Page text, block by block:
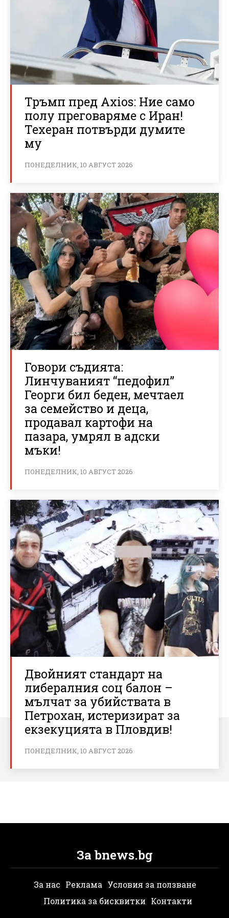
Тръмп пред Axios: Ние само
полу преговаряме с Иран!
Техеран потвърди думите
му
ПОНЕДЕЛНИК, 10 АВГУСТ 2026
Говори съдията:
Линчуваният “педофил”
Георги бил беден, мечтаел
за семейство и деца,
продавал картофи на
пазара, умрял в адски
мъки!
ПОНЕДЕЛНИК, 10 АВГУСТ 2026
Двойният стандарт на
либералния соц балон –
мълчат за убийствата в
Петрохан, истеризират за
екзекуцията в Пловдив!
ПОНЕДЕЛНИК, 10 АВГУСТ 2026
За bnews.bg
За нас Реклама Условия за ползване
Политика за бисквитки Контакти